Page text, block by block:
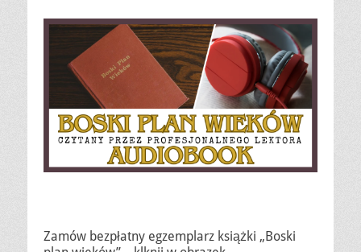
Zamów bezpłatny egzemplarz książki „Boski